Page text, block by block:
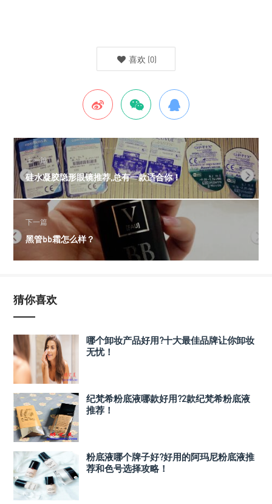
喜欢 (0)
上一篇
硅水凝胶隐形眼镜推荐,总有一款适合你！
下一篇
黑管bb霜怎么样？
猜你喜欢
哪个卸妆产品好用?十大最佳品牌让你卸妆
无忧！
纪梵希粉底液哪款好用?2款纪梵希粉底液
推荐！
粉底液哪个牌子好?好用的阿玛尼粉底液推
荐和色号选择攻略！